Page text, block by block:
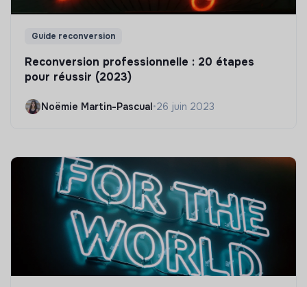
Guide reconversion
Reconversion professionnelle : 20 étapes
pour réussir (2023)
Noëmie Martin-Pascual•26 juin 2023